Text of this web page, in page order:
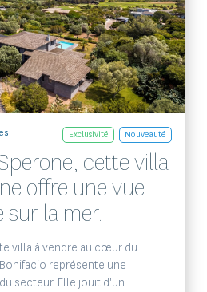
Voir le bien
Exclusivité Nouveauté
cette villa
offre une vue
la mer.
villa à vendre au cœur du
représente une
secteur. Elle jouit d'un